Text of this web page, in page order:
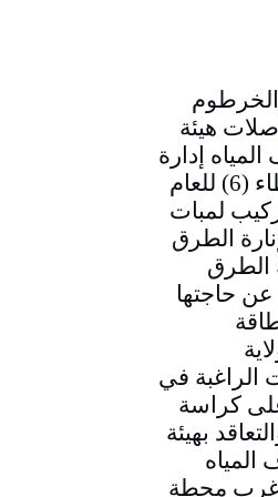
ولاية الخرطوم
هيئة
إدارة
الشراء والتعاقد إعلان عطاء (6) للعام
لمبات
الطرق
الطرق
حاجتها
الراغبة في
كراسة
بهيئة
بالثورة الحارة 20 غرب محطة